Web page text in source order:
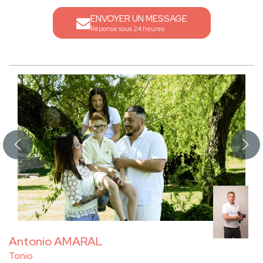
ENVOYER UN MESSAGE
Réponse sous 24 heures
Antonio AMARAL
Tonio